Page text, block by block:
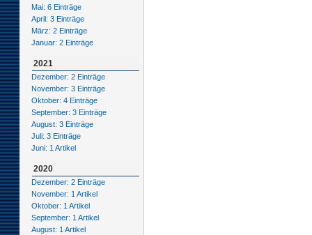
Mai: 6 Einträge
April: 3 Einträge
März: 2 Einträge
Januar: 2 Einträge
2021
Dezember: 2 Einträge
November: 3 Einträge
Oktober: 4 Einträge
September: 3 Einträge
August: 3 Einträge
Juli: 3 Einträge
Juni: 1 Artikel
2020
Dezember: 2 Einträge
November: 1 Artikel
Oktober: 1 Artikel
September: 1 Artikel
August: 1 Artikel